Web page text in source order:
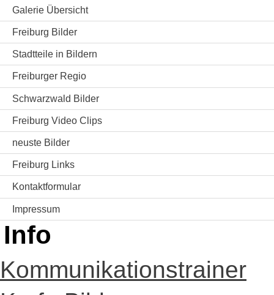
Galerie Übersicht
Freiburg Bilder
Stadtteile in Bildern
Freiburger Regio
Schwarzwald Bilder
Freiburg Video Clips
neuste Bilder
Freiburg Links
Kontaktformular
Impressum
Info
Kommunikationstrainer